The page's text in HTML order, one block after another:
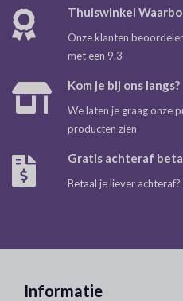
Thuiswinkel
Onze klanten
met een 9.3
Kom je bij ons langs?
We laten je graag onze
producten zien
Gratis achteraf
Betaal je liever
Informatie